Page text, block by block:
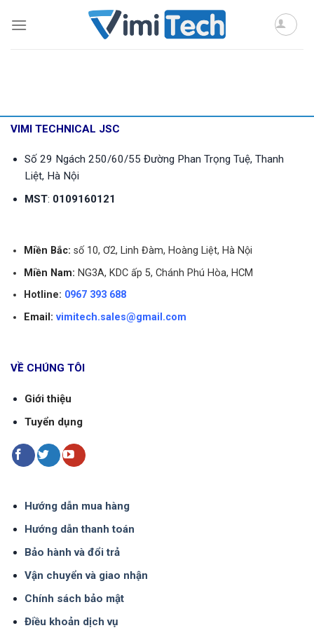
VIMI TECHNICAL JSC
Số 29 Ngách 250/60/55 Đường Phan Trọng Tuệ, Thanh
Liệt, Hà Nội
MST: 0109160121
Miền Bắc: số 10, Ơ2, Linh Đàm, Hoàng Liệt, Hà Nội
Miền Nam: NG3A, KDC ấp 5, Chánh Phú Hòa, HCM
Hotline: 0967 393 688
Email: vimitech.sales@gmail.com
VỀ CHÚNG TÔI
Giới thiệu
Tuyển dụng
Hướng dẫn mua hàng
Hướng dẫn thanh toán
Bảo hành và đổi trả
Vận chuyển và giao nhận
Chính sách bảo mật
Điều khoản dịch vụ